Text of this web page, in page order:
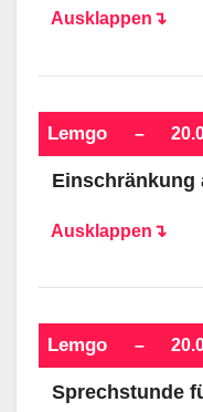
Ausklappen↴
Lemgo –
Einschränkung
Ausklappen↴
Lemgo –
Sprechstunde